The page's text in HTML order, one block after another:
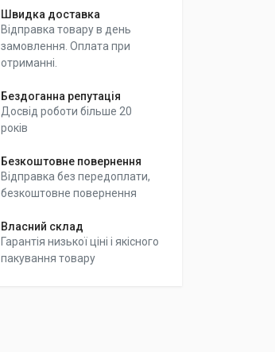
Швидка доставка
Відправка товару в день
замовлення. Оплата при
отриманні.
Бездоганна репутація
Досвід роботи більше 20
років
Безкоштовне повернення
Відправка без передоплати,
безкоштовне повернення
Власний склад
Гарантія низької ціні і якісного
пакування товару